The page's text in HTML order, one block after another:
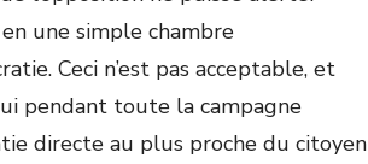
une simple chambre
Ceci n’est pas acceptable, et
pendant toute la campagne
directe au plus proche du citoyen